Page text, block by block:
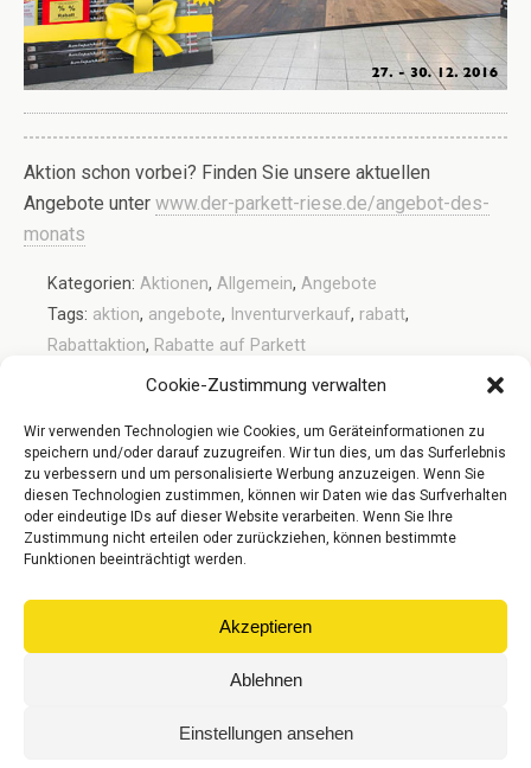
Cookie-Zustimmung verwalten
Wir verwenden Technologien wie Cookies, um Geräteinformationen zu
speichern und/oder darauf zuzugreifen. Wir tun dies, um das Surferlebnis
zu verbessern und um personalisierte Werbung anzuzeigen. Wenn Sie
diesen Technologien zustimmen, können wir Daten wie das Surfverhalten
oder eindeutige IDs auf dieser Website verarbeiten. Wenn Sie Ihre
Zustimmung nicht erteilen oder zurückziehen, können bestimmte
Funktionen beeinträchtigt werden.
Akzeptieren
Ablehnen
Einstellungen ansehen
Aktion schon vorbei? Finden Sie unsere aktuellen
Angebote unter www.der-parkett-riese.de/angebot-des-
monats
Kategorien: Aktionen, Allgemein, Angebote
Tags: aktion, angebote, Inventurverkauf, rabatt,
Rabattaktion, Rabatte auf Parkett
Vorheriger Beitrag
Landhausdiele Eiche Ozark
Nächster Beitrag
Aktionsfläche Mit
Weihnachtsbaum
Mobil Desktop